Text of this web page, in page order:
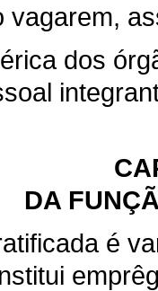
vagarem,
dos
DA
é